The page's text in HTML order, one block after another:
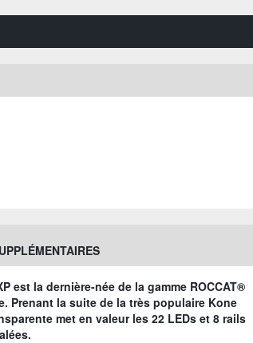
est la dernière-née de la gamme ROCCAT®
Prenant la suite de la très populaire Kone
met en valeur les 22 LEDs et 8 rails